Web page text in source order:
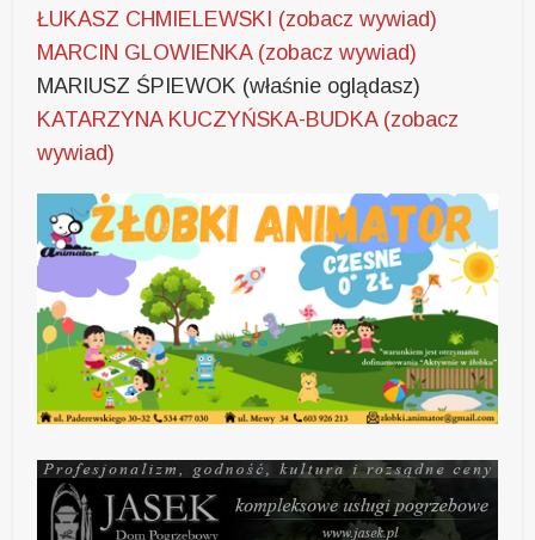
ŁUKASZ CHMIELEWSKI (zobacz wywiad)
MARCIN GLOWIENKA (zobacz wywiad)
MARIUSZ ŚPIEWOK (właśnie oglądasz)
KATARZYNA KUCZYŃSKA-BUDKA (zobacz
wywiad)